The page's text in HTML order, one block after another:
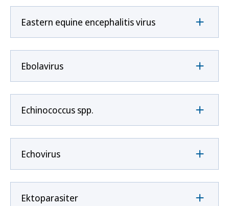
Eastern equine encephalitis virus
Ebolavirus
Echinococcus spp.
Echovirus
Ektoparasiter